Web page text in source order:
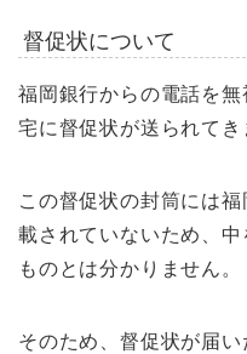
督促状について
福岡銀行からの電話を
宅に督促状が送られてき
この督促状の封筒には
載されていないため、
ものとは分かりません。
そのため、督促状が届